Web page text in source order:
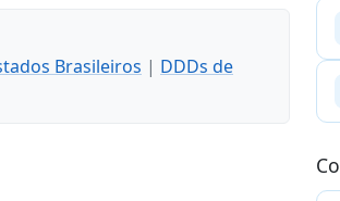
Brasileiros | DDDs de